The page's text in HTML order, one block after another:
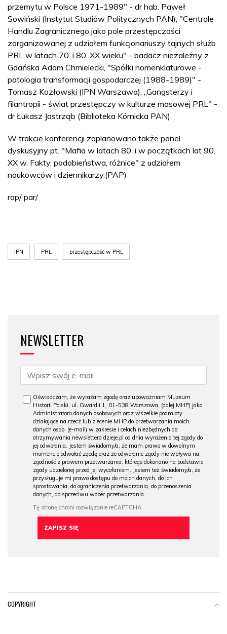
przemytu w Polsce 1971-1989" - dr hab. Paweł
Sowiński (Instytut Studiów Politycznych PAN), "Centrale
Handlu Zagranicznego jako pole przestępczości
zorganizowanej z udziałem funkcjonariuszy tajnych służb
PRL w latach 70. i 80. XX wieku" - badacz niezależny z
Gdańska Adam Chmielecki, "Spółki nomenklaturowe -
patologia transformacji gospodarczej (1988-1989)" -
Tomasz Kozłowski (IPN Warszawa), „Gangsterzy i
filantropii - świat przestępczy w kulturze masowej PRL" -
dr Łukasz Jastrząb (Biblioteka Kórnicka PAN).
W trakcie konferencji zaplanowano także panel
dyskusyjny pt. "Mafia w latach 80. i w początkach lat 90.
XX w. Fakty, podobieństwa, różnice" z udziałem
naukowców i dziennikarzy.(PAP)
rop/ par/
IPN PRL przestępczość w PRL
NEWSLETTER
Oświadczam, że wyrażam zgodę oraz upoważniam Muzeum
Historii Polski, ul. Gwardii 1, 01-538 Warszawa, (dalej MHP) jako
Administratora danych osobowych oraz wszelkie podmioty
działające na rzecz lub zlecenie MHP do przetwarzania moich
danych osob. (e-mail) w zakresie i celach niezbędnych do
otrzymywania newslettera dzieje.pl od dnia wyrażenia tej zgody do
jej odwołania. Jestem świadomy/a, że mam prawo w dowolnym
momencie odwołać zgodę oraz że odwołanie zgody nie wpływa na
zgodność z prawem przetwarzania, którego dokonano na podstawie
zgody udzielonej przed jej wycofaniem. Jestem też świadomy/a, że
przysługuje mi prawo dostępu do moich danych, do ich
sprostowania, do ograniczenia przetwarzania, do przenoszenia
danych, do sprzeciwu wobec przetwarzania.
COPYRIGHT